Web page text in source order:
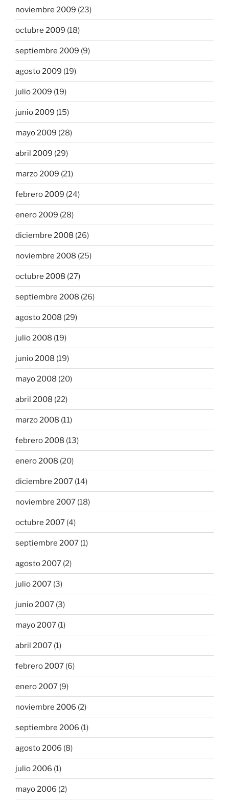
noviembre 2009 (23)
octubre 2009 (18)
septiembre 2009 (9)
agosto 2009 (19)
julio 2009 (19)
junio 2009 (15)
mayo 2009 (28)
abril 2009 (29)
marzo 2009 (21)
febrero 2009 (24)
enero 2009 (28)
diciembre 2008 (26)
noviembre 2008 (25)
octubre 2008 (27)
septiembre 2008 (26)
agosto 2008 (29)
julio 2008 (19)
junio 2008 (19)
mayo 2008 (20)
abril 2008 (22)
marzo 2008 (11)
febrero 2008 (13)
enero 2008 (20)
diciembre 2007 (14)
noviembre 2007 (18)
octubre 2007 (4)
septiembre 2007 (1)
agosto 2007 (2)
julio 2007 (3)
junio 2007 (3)
mayo 2007 (1)
abril 2007 (1)
febrero 2007 (6)
enero 2007 (9)
noviembre 2006 (2)
septiembre 2006 (1)
agosto 2006 (8)
julio 2006 (1)
mayo 2006 (2)